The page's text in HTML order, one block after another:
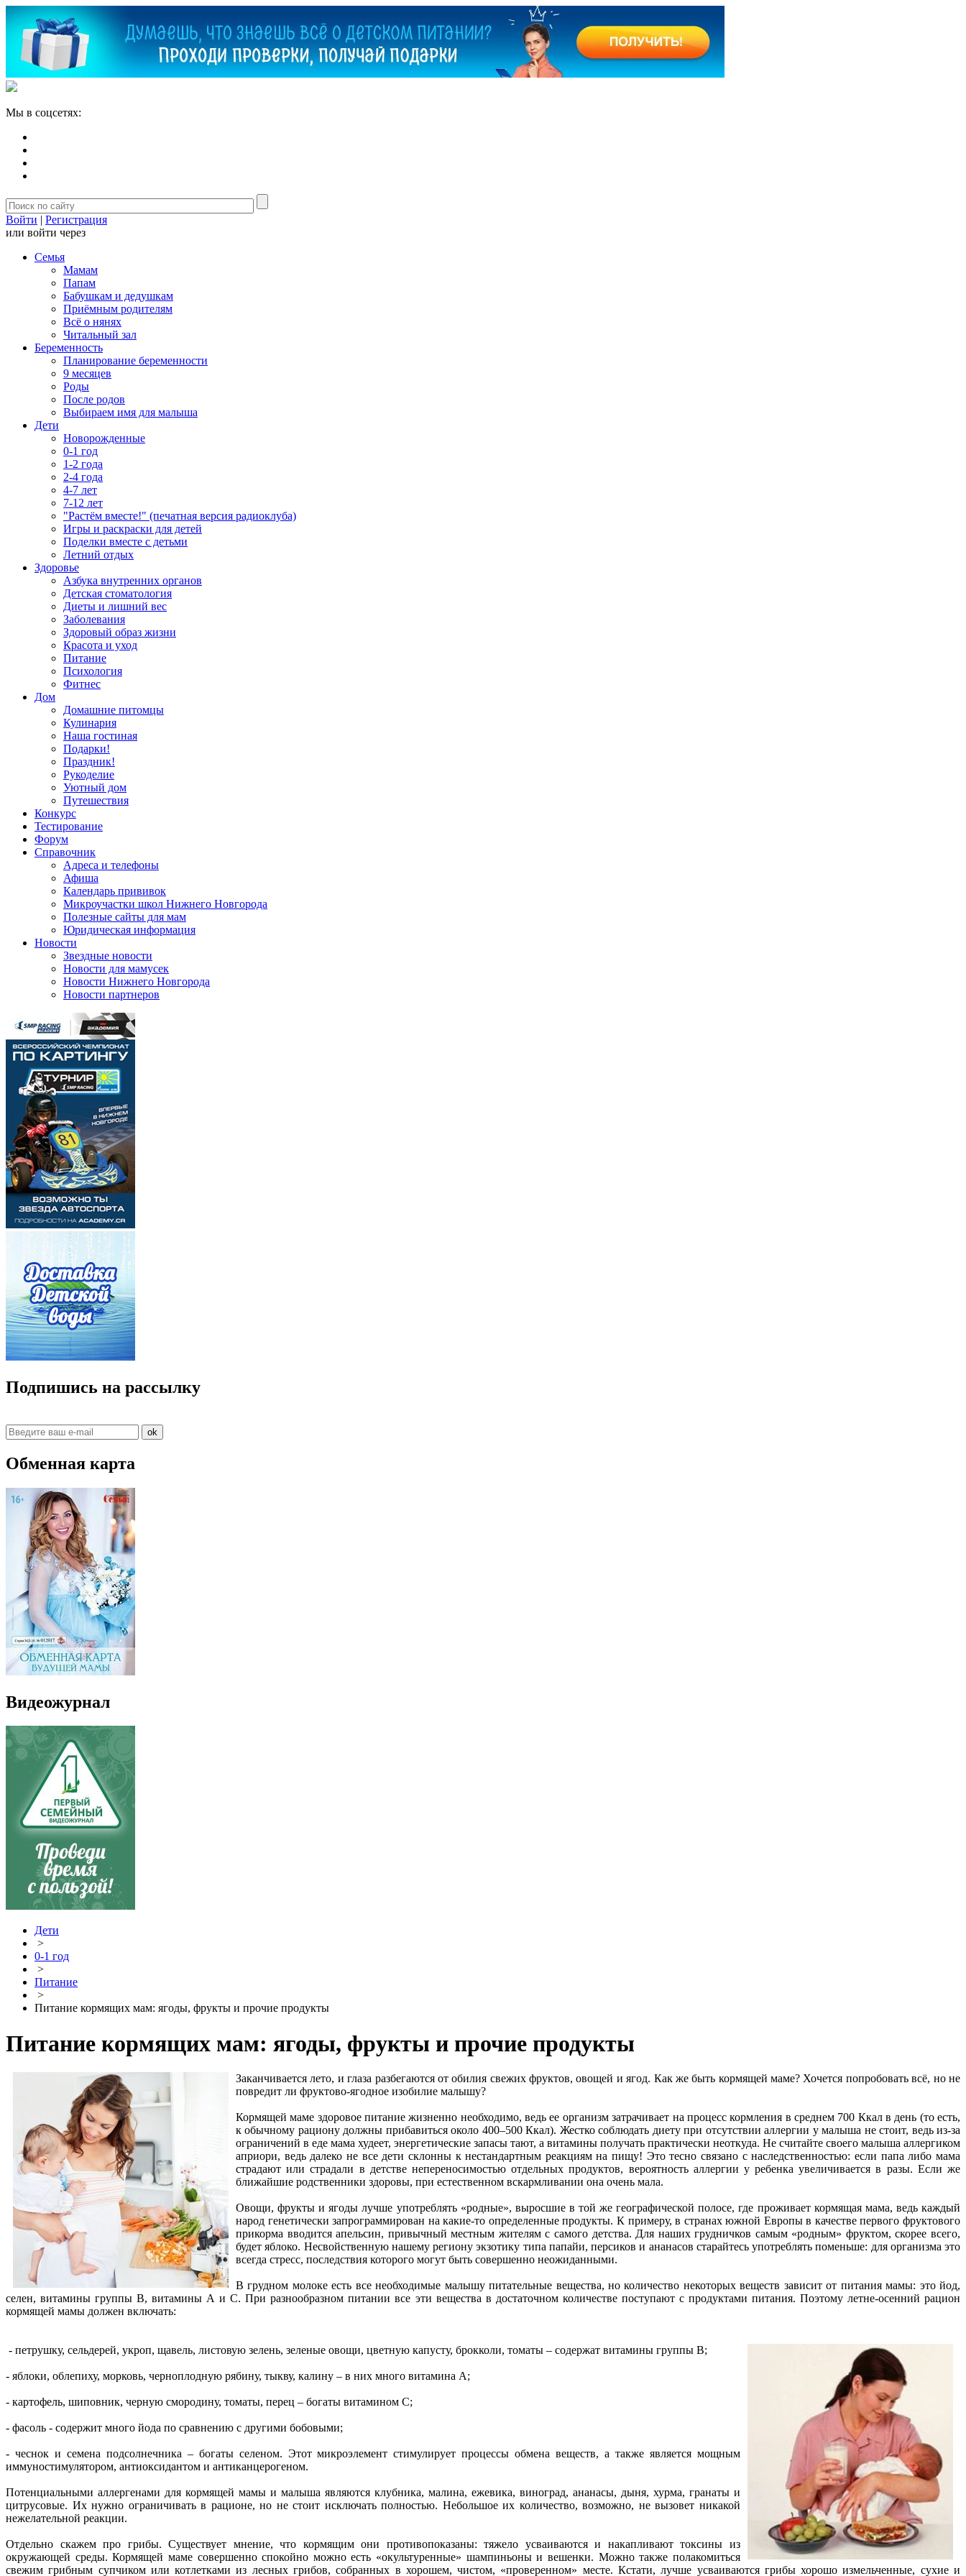
Мы в соцсетях:
Войти | Регистрация
или войти через
Семья
Мамам
Папам
Бабушкам и дедушкам
Приёмным родителям
Всё о нянях
Читальный зал
Беременность
Планирование беременности
9 месяцев
Роды
После родов
Выбираем имя для малыша
Дети
Новорожденные
0-1 год
1-2 года
2-4 года
4-7 лет
7-12 лет
"Растём вместе!" (печатная версия радиоклуба)
Игры и раскраски для детей
Поделки вместе с детьми
Летний отдых
Здоровье
Азбука внутренних органов
Детская стоматология
Диеты и лишний вес
Заболевания
Здоровый образ жизни
Красота и уход
Питание
Психология
Фитнес
Дом
Домашние питомцы
Кулинария
Наша гостиная
Подарки!
Праздник!
Рукоделие
Уютный дом
Путешествия
Конкурс
Тестирование
Форум
Справочник
Адреса и телефоны
Афиша
Календарь прививок
Микроучастки школ Нижнего Новгорода
Полезные сайты для мам
Юридическая информация
Новости
Звездные новости
Новости для мамусек
Новости Нижнего Новгорода
Новости партнеров
Подпишись на рассылку
ok
Обменная карта
Видеожурнал
Дети
>
0-1 год
>
Питание
>
Питание кормящих мам: ягоды, фрукты и прочие продукты
Питание кормящих мам: ягоды, фрукты и прочие продукты
Заканчивается лето, и глаза разбегаются от обилия свежих фруктов, овощей и ягод. Как же быть кормящей маме? Хочется попробовать всё, но не
повредит ли фруктово-ягодное изобилие малышу?
Кормящей маме здоровое питание жизненно необходимо, ведь ее организм затрачивает на процесс кормления в среднем 700 Ккал в день (то есть,
к обычному рациону должны прибавиться около 400–500 Ккал). Жестко соблюдать диету при отсутствии аллергии у малыша не стоит, ведь из-за
ограничений в еде мама худеет, энергетические запасы тают, а витамины получать практически неоткуда. Не считайте своего малыша аллергиком
априори, ведь далеко не все дети склонны к нестандартным реакциям на пищу! Это тесно связано с наследственностью: если папа либо мама
страдают или страдали в детстве непереносимостью отдельных продуктов, вероятность аллергии у ребенка увеличивается в разы. Если же
ближайшие родственники здоровы, при естественном вскармливании она очень мала.
Овощи, фрукты и ягоды лучше употреблять «родные», выросшие в той же географической полосе, где проживает кормящая мама, ведь каждый
народ генетически запрограммирован на какие-то определенные продукты. К примеру, в странах южной Европы в качестве первого фруктового
прикорма вводится апельсин, привычный местным жителям с самого детства. Для наших грудничков самым «родным» фруктом, скорее всего,
будет яблоко. Несвойственную нашему региону экзотику типа папайи, персиков и ананасов старайтесь употреблять поменьше: для организма это
всегда стресс, последствия которого могут быть совершенно неожиданными.
В грудном молоке есть все необходимые малышу питательные вещества, но количество некоторых веществ зависит от питания мамы: это йод,
селен, витамины группы В, витамины А и С. При разнообразном питании все эти вещества в достаточном количестве поступают с продуктами питания. Поэтому летне-осенний рацион
кормящей мамы должен включать:
- петрушку, сельдерей, укроп, щавель, листовую зелень, зеленые овощи, цветную капусту, брокколи, томаты – содержат витамины группы В;
- яблоки, облепиху, морковь, черноплодную рябину, тыкву, калину – в них много витамина А;
- картофель, шиповник, черную смородину, томаты, перец – богаты витамином С;
- фасоль - содержит много йода по сравнению с другими бобовыми;
- чеснок и семена подсолнечника – богаты селеном. Этот микроэлемент стимулирует процессы обмена веществ, а также является мощным
иммуностимулятором, антиоксидантом и антиканцерогеном.
Потенциальными аллергенами для кормящей мамы и малыша являются клубника, малина, ежевика, виноград, ананасы, дыня, хурма, гранаты и
цитрусовые. Их нужно ограничивать в рационе, но не стоит исключать полностью. Небольшое их количество, возможно, не вызовет никакой
нежелательной реакции.
Отдельно скажем про грибы. Существует мнение, что кормящим они противопоказаны: тяжело усваиваются и накапливают токсины из
окружающей среды. Кормящей маме совершенно спокойно можно есть «окультуренные» шампиньоны и вешенки. Можно также полакомиться
свежим грибным супчиком или котлетками из лесных грибов, собранных в хорошем, чистом, «проверенном» месте. Кстати, лучше усваиваются грибы хорошо измельченные, сухие и